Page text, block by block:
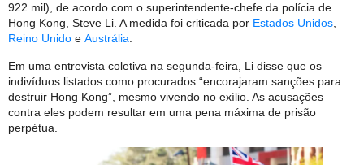
922 mil), de acordo com o superintendente-chefe da polícia de
Hong Kong, Steve Li. A medida foi criticada por Estados Unidos,
Reino Unido e Austrália.
Em uma entrevista coletiva na segunda-feira, Li disse que os
indivíduos listados como procurados “encorajaram sanções para
destruir Hong Kong”, mesmo vivendo no exílio. As acusações
contra eles podem resultar em uma pena máxima de prisão
perpétua.